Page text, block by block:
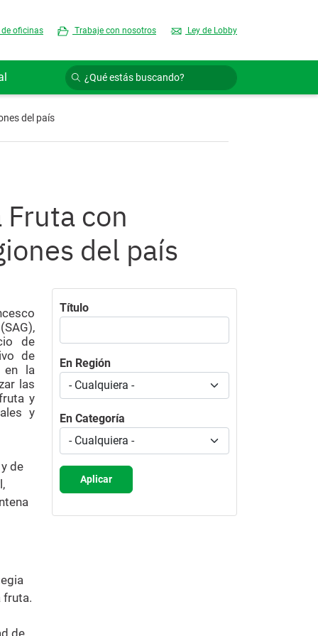
de oficinas Trabaje con nosotros Ley de Lobby
del país
con
del país
de
de
en la
las
y
y
de
fruta.
de
Título
En Región
En Categoría
Aplicar